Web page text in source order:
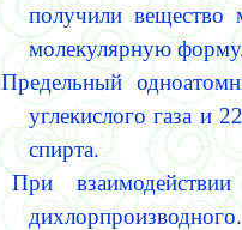
получили
молекулярную
Предельный
углекислого газа и
спирта.
При